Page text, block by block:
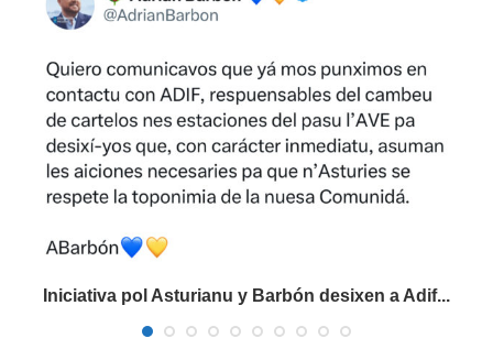
Iniciativa pol Asturianu y Barbón desixen a Adif...